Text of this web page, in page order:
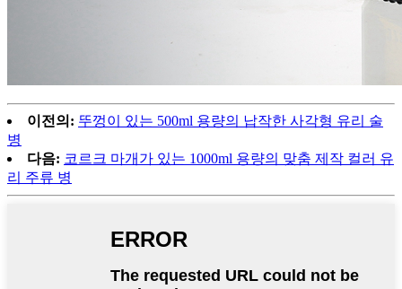
이전의: 뚜껑이 있는 500ml 용량의 납작한 사각형 유리 술
병
다음: 코르크 마개가 있는 1000ml 용량의 맞춤 제작 컬러 유
리 주류 병